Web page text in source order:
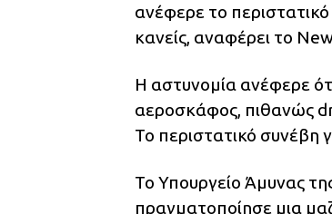
ανέφερε το
κανείς, αναφέρει το
Η αστυνομία ανέφερε
αεροσκάφος, πιθανώς
Το περιστατικό
Το Υπουργείο Άμυνας
πραγματοποίησε μια